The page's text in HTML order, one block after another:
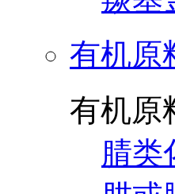
有机原
有机原
腈类